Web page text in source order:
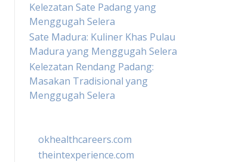
Kelezatan Sate Padang yang
Menggugah Selera
Sate Madura: Kuliner Khas Pulau
Madura yang Menggugah Selera
Kelezatan Rendang Padang:
Masakan Tradisional yang
Menggugah Selera
okhealthcareers.com
theintexperience.com